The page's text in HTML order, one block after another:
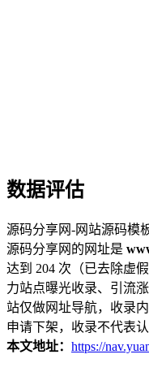
数据评估
源码分享网-网站源码模
源码分享网的网址是
达到 204 次（已去除虚
力站点曝光收录、引流
站仅做网址导航，收录
申请下架，收录不代表
本文地址： https://